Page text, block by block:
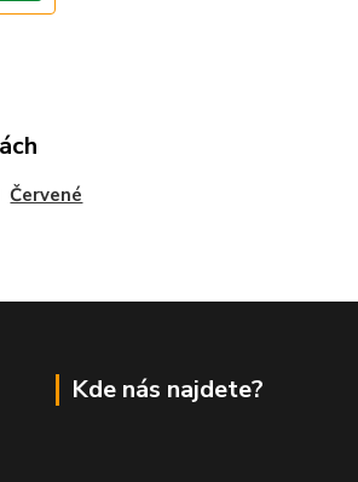
Červené
Kde nás najdete?